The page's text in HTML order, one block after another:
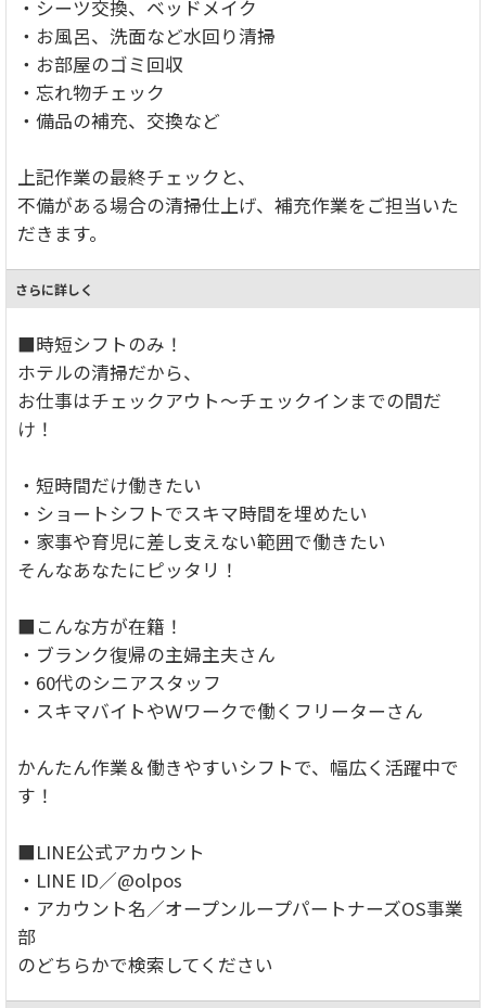
・シーツ交換、ベッドメイク
・お風呂、洗面など水回り清掃
・お部屋のゴミ回収
・忘れ物チェック
・備品の補充、交換など
上記作業の最終チェックと、
不備がある場合の清掃仕上げ、補充作業をご担当いた
だきます。
さらに詳しく
■時短シフトのみ！
ホテルの清掃だから、
お仕事はチェックアウト～チェックインまでの間だ
け！
・短時間だけ働きたい
・ショートシフトでスキマ時間を埋めたい
・家事や育児に差し支えない範囲で働きたい
そんなあなたにピッタリ！
■こんな方が在籍！
・ブランク復帰の主婦主夫さん
・60代のシニアスタッフ
・スキマバイトやＷワークで働くフリーターさん
かんたん作業＆働きやすいシフトで、幅広く活躍中で
す！
■LINE公式アカウント
・LINE ID／@olpos
・アカウント名／オープンループパートナーズOS事業
部
のどちらかで検索してください